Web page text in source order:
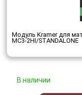
Модуль Kramer для
MC3-2HI/STANDALONE
В наличии